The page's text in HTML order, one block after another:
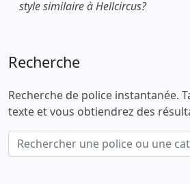
style similaire à Hellcircus?
Recherche
Recherche de police instantanée.
texte et vous obtiendrez des